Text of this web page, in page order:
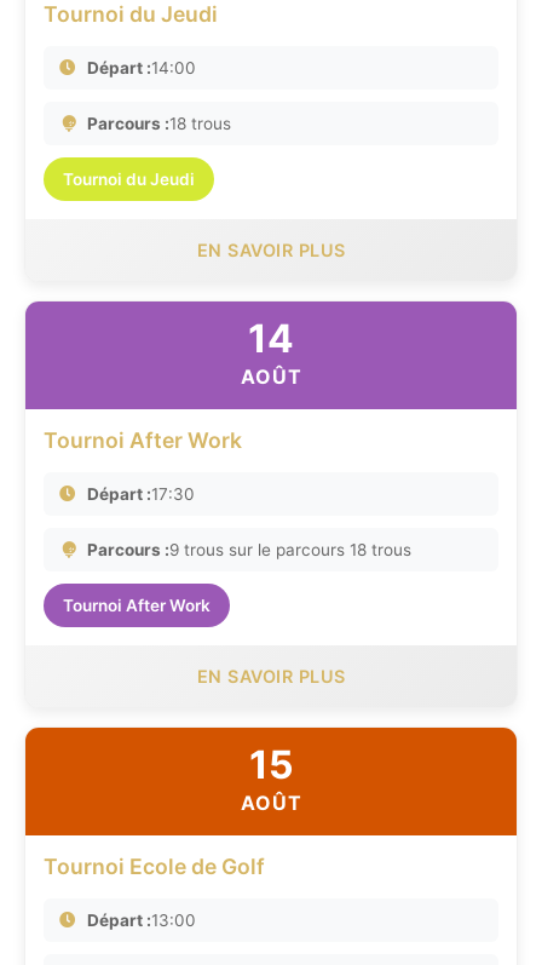
Tournoi du Jeudi
Départ :14:00
Parcours :18 trous
Tournoi du Jeudi
EN SAVOIR PLUS
14
AOÛT
Tournoi After Work
Départ :17:30
Parcours :9 trous sur le parcours 18 trous
Tournoi After Work
EN SAVOIR PLUS
15
AOÛT
Tournoi Ecole de Golf
Départ :13:00